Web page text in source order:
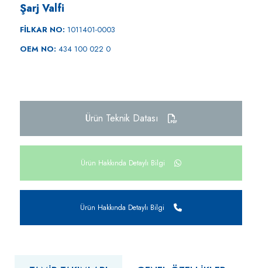
Şarj Valfi
FİLKAR NO: 1011401-0003
OEM NO: 434 100 022 0
Ürün Teknik Datası
Ürün Hakkında Detaylı Bilgi
Ürün Hakkında Detaylı Bilgi